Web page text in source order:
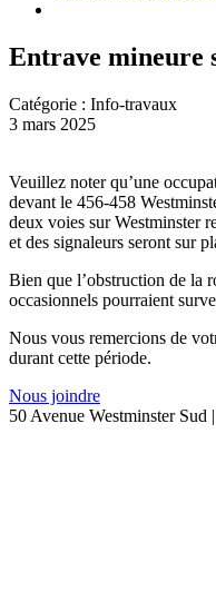
Entrave mineure
Catégorie : Info-travaux
3 mars 2025
Veuillez noter qu’une
devant le 456-458
deux voies sur Westminster
et des signaleurs seront sur
Bien que l’obstruction de la
occasionnels pourraient
Nous vous remercions de
durant cette période.
Nous joindre
50 Avenue Westminster